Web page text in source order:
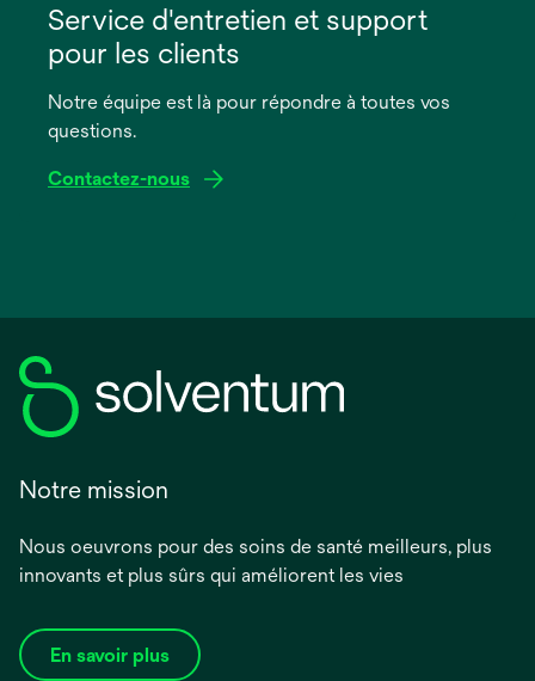
dans
nouvel
onglet
Service d'entretien et support
pour les clients
Notre équipe est là pour répondre à toutes vos
questions.
Contactez-nous
Notre mission
Nous oeuvrons pour des soins de santé meilleurs, plus
innovants et plus sûrs qui améliorent les vies
En savoir plus